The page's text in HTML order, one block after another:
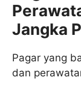
Jangka
Pagar yang
dan